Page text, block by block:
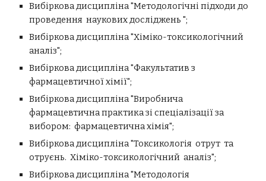
Вибіркова дисципліна "Методологічні підходи до
проведення наукових досліджень ";
Вибіркова дисципліна "Хіміко-токсикологічний
аналіз";
Вибіркова дисципліна "Факультатив з
фармацевтичної хімії";
Вибіркова дисципліна "Виробнича
фармацевтична практика зі спеціалізації за
вибором: фармацевтичнахімія";
Вибіркова дисципліна "Токсикологія отрут та
отруєнь. Хіміко-токсикологічний аналіз";
Вибіркова дисципліна "Методологія